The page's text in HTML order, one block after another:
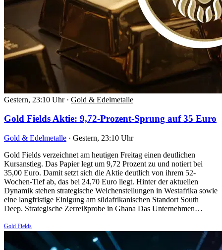
Gestern, 23:10 Uhr · Gold & Edelmetalle
Gold Fields Aktie: 9,72-Prozent-Sprung auf 35 Euro
Gold & Edelmetalle · Gestern, 23:10 Uhr
Gold Fields verzeichnet am heutigen Freitag einen deutlichen
Kursanstieg. Das Papier legt um 9,72 Prozent zu und notiert bei
35,00 Euro. Damit setzt sich die Aktie deutlich von ihrem 52-
Wochen-Tief ab, das bei 24,70 Euro liegt. Hinter der aktuellen
Dynamik stehen strategische Weichenstellungen in Westafrika sowie
eine langfristige Einigung am südafrikanischen Standort South
Deep. Strategische Zerreißprobe in Ghana Das Unternehmen…
Gold Fields